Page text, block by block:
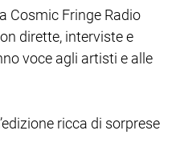
Cosmic Fringe Radio
dirette, interviste e
voce agli artisti e alle
ricca di sorprese